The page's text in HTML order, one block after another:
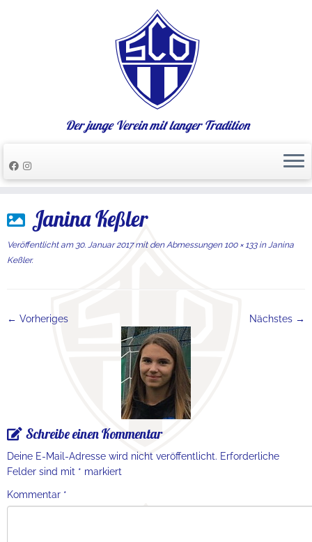
Inhalt
springen
Der junge Verein mit langer Tradition
Janina Keßler
Veröffentlicht am 30. Januar 2017mit den Abmessungen100 × 133inJanina
Keßler.
← Vorheriges Nächstes →
Schreibe einen Kommentar
Deine E-Mail-Adresse wird nicht veröffentlicht. Erforderliche
Felder sind mit * markiert
Kommentar *